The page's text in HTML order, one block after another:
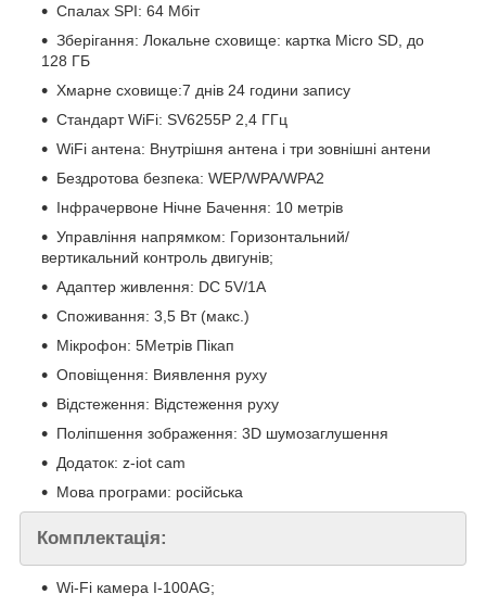
Спалах SPI: 64 Мбіт
Зберігання: Локальне сховище: картка Micro SD, до
128 ГБ
Хмарне сховище:7 днів 24 години запису
Стандарт WiFi: SV6255P 2,4 ГГц
WiFi антена: Внутрішня антена і три зовнішні антени
Бездротова безпека: WEP/WPA/WPA2
Інфрачервоне Нічне Бачення: 10 метрів
Управління напрямком: Горизонтальний/
вертикальний контроль двигунів;
Адаптер живлення: DC 5V/1A
Споживання: 3,5 Вт (макс.)
Мікрофон: 5Метрів Пікап
Оповіщення: Виявлення руху
Відстеження: Відстеження руху
Поліпшення зображення: 3D шумозаглушення
Додаток: z-iot cam
Мова програми: російська
Комплектація:
Wi-Fi камера I-100AG;